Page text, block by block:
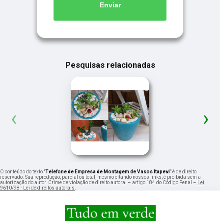
Enviar
Pesquisas relacionadas
‹ ›
O conteúdo do texto "Telefone de Empresa de Montagem de Vasos Itapevi" é de direito
reservado. Sua reprodução, parcial ou total, mesmo citando nossos links, é proibida sem a
autorização do autor. Crime de violação de direito autoral – artigo 184 do Código Penal –
Lei
9610/98 - Lei de direitos autorais